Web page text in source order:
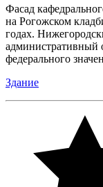
Фасад
на Рогожском
годах.
административный
федерального
Здание